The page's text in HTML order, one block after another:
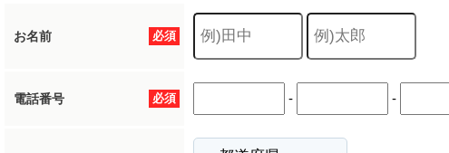
必須
お名前
必須
電話番号 - -